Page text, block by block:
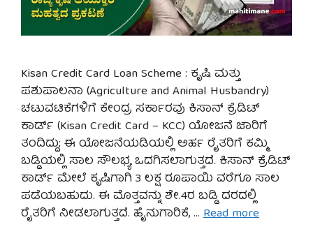
Kisan Credit Card Loan Scheme : ಕೃಷಿ ಮತ್ತು
ಪಶುಪಾಲನಾ (Agriculture and Animal Husbandry)
ಚಟುವಟಿಕೆಗಳಿಗೆ ಕೇಂದ್ರ ಸರ್ಕಾರವು ಕಿಸಾನ್ ಕ್ರೆಡಿಟ್
ಕಾರ್ಡ್ (Kisan Credit Card – KCC) ಯೋಜನೆ ಜಾರಿಗೆ
ತಂದಿದ್ದು; ಈ ಯೋಜನೆಯಡಿಯಲ್ಲಿ ಅರ್ಹ ರೈತರಿಗೆ ಕಮ್ಮಿ
ಬಡ್ಡಿಯಲ್ಲಿ ಸಾಲ ಸೌಲಭ್ಯ ಒದಗಿಸಲಾಗುತ್ತದೆ. ಕಿಸಾನ್ ಕ್ರೆಡಿಟ್
ಕಾರ್ಡ್ ಮೇಲೆ ಕೃಷಿಗಾಗಿ 3 ಲಕ್ಷ ರೂಪಾಯಿ ವರೆಗೂ ಸಾಲ
ಪಡೆಯಬಹುದು. ಈ ಮೊತ್ತವನ್ನು ಶೇ.4ರ ಬಡ್ಡಿ ದರದಲ್ಲಿ
ರೈತರಿಗೆ ನೀಡಲಾಗುತ್ತದೆ. ಹೈನುಗಾರಿಕೆ, … Read more